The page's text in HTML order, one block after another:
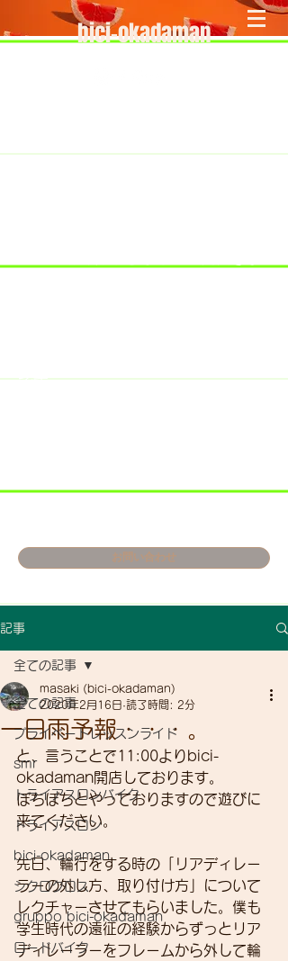
bici-okadaman
です
お問い合わせ
記事
全ての記事
プライベートレッスンライド
smr
トライアスロンバイク
トライアスロン
bici-okadaman
シクロクロス
gruppo bici-okadaman
ロードバイク
全ての記事
一日雨予報・・・。
masaki (bici-okadaman)
2020年2月16日 読了時間: 2分
と、言うことで11:00よりbici-
okadaman開店しております。
ぼちぼちとやっておりますので遊びに
来てください。
先日、輪行をする時の「リアディレー
ラーの外し方、取り付け方」について
レクチャーさせてもらいました。僕も
学生時代の遠征の経験からずっとリア
ディレーラーをフレームから外して輪